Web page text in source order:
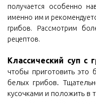
получается особенно
именно им и
грибов. Рассмотрим
рецептов.
Классический суп с
чтобы приготовить это
белых грибов.
кусочками и положить в